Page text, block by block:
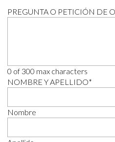
PREGUNTA O PETICIÓN DE
0 of 300 max characters
NOMBRE Y APELLIDO*
Nombre